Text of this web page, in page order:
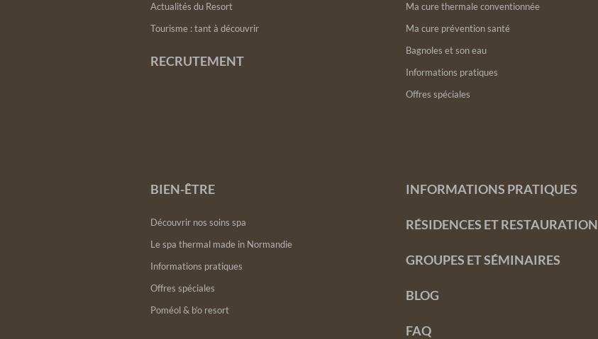
Actualités du Resort
Tourisme : tant à découvrir
RECRUTEMENT
Ma cure thermale conventionnée
Ma cure prévention santé
Bagnoles et son eau
Informations pratiques
Offres spéciales
BIEN-ÊTRE
Découvrir nos soins spa
Le spa thermal made in Normandie
Informations pratiques
Offres spéciales
Poméol & b’o resort
INFORMATIONS PRATIQUES
RÉSIDENCES ET RESTAURATION
GROUPES ET SÉMINAIRES
BLOG
FAQ